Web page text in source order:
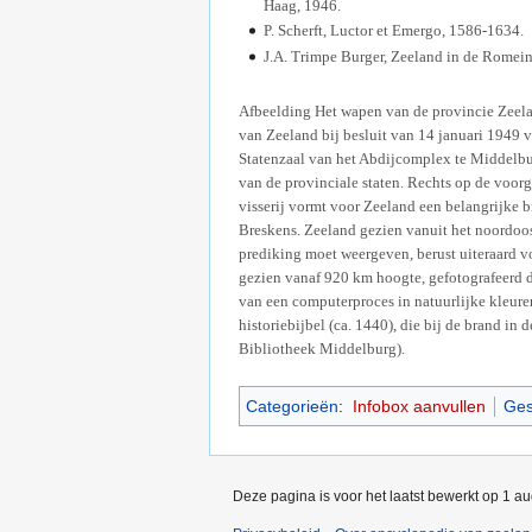
Haag, 1946.
P. Scherft, Luctor et Emergo, 1586-1634.
J.A. Trimpe Burger, Zeeland in de
Afbeelding Het wapen van de provincie
van Zeeland bij besluit van 14 januari 1949
Statenzaal van het Abdijcomplex te
van de provinciale staten. Rechts op de
visserij vormt voor Zeeland een belangrijke
Breskens. Zeeland gezien vanuit het
prediking moet weergeven, berust uiteraard
gezien vanaf 920 km hoogte,
van een computerproces in natuurlijke
historiebijbel (ca. 1440), die bij de brand in
Bibliotheek Middelburg).
Categorieën: Infobox aanvullen
Deze pagina is voor het laatst bewerkt op 1